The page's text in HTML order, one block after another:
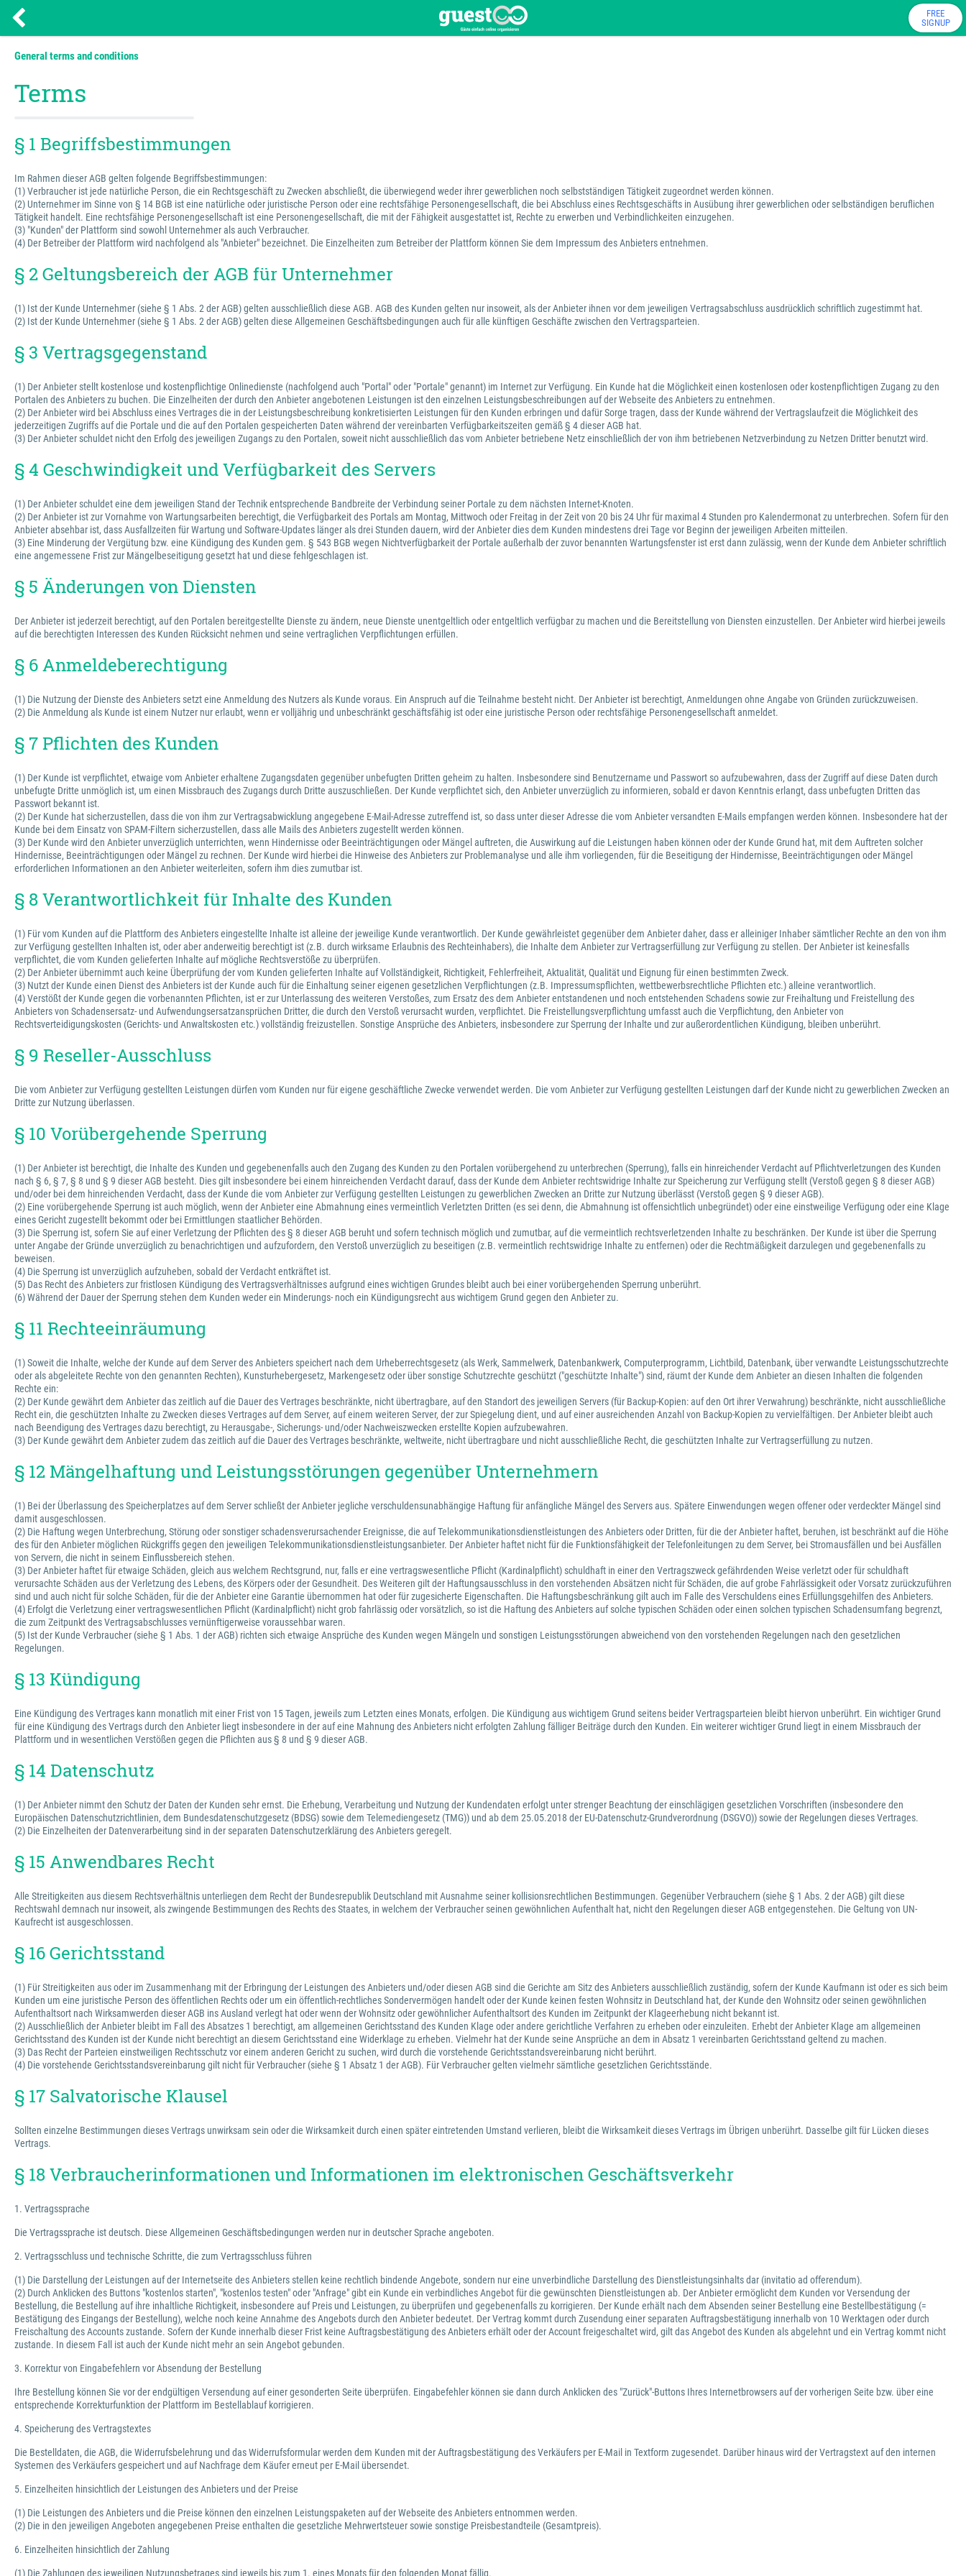
FREE
SIGNUP
General terms and conditions
Terms
§ 1 Begriffsbestimmungen
Im Rahmen dieser AGB gelten folgende Begriffsbestimmungen:
(1) Verbraucher ist jede natürliche Person, die ein Rechtsgeschäft zu Zwecken abschließt, die überwiegend weder ihrer gewerblichen noch selbstständigen Tätigkeit zugeordnet werden können.
(2) Unternehmer im Sinne von § 14 BGB ist eine natürliche oder juristische Person oder eine rechtsfähige Personengesellschaft, die bei Abschluss eines Rechtsgeschäfts in Ausübung ihrer gewerblichen oder selbständigen beruflichen
Tätigkeit handelt. Eine rechtsfähige Personengesellschaft ist eine Personengesellschaft, die mit der Fähigkeit ausgestattet ist, Rechte zu erwerben und Verbindlichkeiten einzugehen.
(3) "Kunden" der Plattform sind sowohl Unternehmer als auch Verbraucher.
(4) Der Betreiber der Plattform wird nachfolgend als "Anbieter" bezeichnet. Die Einzelheiten zum Betreiber der Plattform können Sie dem Impressum des Anbieters entnehmen.
§ 2 Geltungsbereich der AGB für Unternehmer
(1) Ist der Kunde Unternehmer (siehe § 1 Abs. 2 der AGB) gelten ausschließlich diese AGB. AGB des Kunden gelten nur insoweit, als der Anbieter ihnen vor dem jeweiligen Vertragsabschluss ausdrücklich schriftlich zugestimmt hat.
(2) Ist der Kunde Unternehmer (siehe § 1 Abs. 2 der AGB) gelten diese Allgemeinen Geschäftsbedingungen auch für alle künftigen Geschäfte zwischen den Vertragsparteien.
§ 3 Vertragsgegenstand
(1) Der Anbieter stellt kostenlose und kostenpflichtige Onlinedienste (nachfolgend auch "Portal" oder "Portale" genannt) im Internet zur Verfügung. Ein Kunde hat die Möglichkeit einen kostenlosen oder kostenpflichtigen Zugang zu den
Portalen des Anbieters zu buchen. Die Einzelheiten der durch den Anbieter angebotenen Leistungen ist den einzelnen Leistungsbeschreibungen auf der Webseite des Anbieters zu entnehmen.
(2) Der Anbieter wird bei Abschluss eines Vertrages die in der Leistungsbeschreibung konkretisierten Leistungen für den Kunden erbringen und dafür Sorge tragen, dass der Kunde während der Vertragslaufzeit die Möglichkeit des
jederzeitigen Zugriffs auf die Portale und die auf den Portalen gespeicherten Daten während der vereinbarten Verfügbarkeitszeiten gemäß § 4 dieser AGB hat.
(3) Der Anbieter schuldet nicht den Erfolg des jeweiligen Zugangs zu den Portalen, soweit nicht ausschließlich das vom Anbieter betriebene Netz einschließlich der von ihm betriebenen Netzverbindung zu Netzen Dritter benutzt wird.
§ 4 Geschwindigkeit und Verfügbarkeit des Servers
(1) Der Anbieter schuldet eine dem jeweiligen Stand der Technik entsprechende Bandbreite der Verbindung seiner Portale zu dem nächsten Internet-Knoten.
(2) Der Anbieter ist zur Vornahme von Wartungsarbeiten berechtigt, die Verfügbarkeit des Portals am Montag, Mittwoch oder Freitag in der Zeit von 20 bis 24 Uhr für maximal 4 Stunden pro Kalendermonat zu unterbrechen. Sofern für den
Anbieter absehbar ist, dass Ausfallzeiten für Wartung und Software-Updates länger als drei Stunden dauern, wird der Anbieter dies dem Kunden mindestens drei Tage vor Beginn der jeweiligen Arbeiten mitteilen.
(3) Eine Minderung der Vergütung bzw. eine Kündigung des Kunden gem. § 543 BGB wegen Nichtverfügbarkeit der Portale außerhalb der zuvor benannten Wartungsfenster ist erst dann zulässig, wenn der Kunde dem Anbieter schriftlich
eine angemessene Frist zur Mängelbeseitigung gesetzt hat und diese fehlgeschlagen ist.
§ 5 Änderungen von Diensten
Der Anbieter ist jederzeit berechtigt, auf den Portalen bereitgestellte Dienste zu ändern, neue Dienste unentgeltlich oder entgeltlich verfügbar zu machen und die Bereitstellung von Diensten einzustellen. Der Anbieter wird hierbei jeweils
auf die berechtigten Interessen des Kunden Rücksicht nehmen und seine vertraglichen Verpflichtungen erfüllen.
§ 6 Anmeldeberechtigung
(1) Die Nutzung der Dienste des Anbieters setzt eine Anmeldung des Nutzers als Kunde voraus. Ein Anspruch auf die Teilnahme besteht nicht. Der Anbieter ist berechtigt, Anmeldungen ohne Angabe von Gründen zurückzuweisen.
(2) Die Anmeldung als Kunde ist einem Nutzer nur erlaubt, wenn er volljährig und unbeschränkt geschäftsfähig ist oder eine juristische Person oder rechtsfähige Personengesellschaft anmeldet.
§ 7 Pflichten des Kunden
(1) Der Kunde ist verpflichtet, etwaige vom Anbieter erhaltene Zugangsdaten gegenüber unbefugten Dritten geheim zu halten. Insbesondere sind Benutzername und Passwort so aufzubewahren, dass der Zugriff auf diese Daten durch
unbefugte Dritte unmöglich ist, um einen Missbrauch des Zugangs durch Dritte auszuschließen. Der Kunde verpflichtet sich, den Anbieter unverzüglich zu informieren, sobald er davon Kenntnis erlangt, dass unbefugten Dritten das
Passwort bekannt ist.
(2) Der Kunde hat sicherzustellen, dass die von ihm zur Vertragsabwicklung angegebene E-Mail-Adresse zutreffend ist, so dass unter dieser Adresse die vom Anbieter versandten E-Mails empfangen werden können. Insbesondere hat der
Kunde bei dem Einsatz von SPAM-Filtern sicherzustellen, dass alle Mails des Anbieters zugestellt werden können.
(3) Der Kunde wird den Anbieter unverzüglich unterrichten, wenn Hindernisse oder Beeinträchtigungen oder Mängel auftreten, die Auswirkung auf die Leistungen haben können oder der Kunde Grund hat, mit dem Auftreten solcher
Hindernisse, Beeinträchtigungen oder Mängel zu rechnen. Der Kunde wird hierbei die Hinweise des Anbieters zur Problemanalyse und alle ihm vorliegenden, für die Beseitigung der Hindernisse, Beeinträchtigungen oder Mängel
erforderlichen Informationen an den Anbieter weiterleiten, sofern ihm dies zumutbar ist.
§ 8 Verantwortlichkeit für Inhalte des Kunden
(1) Für vom Kunden auf die Plattform des Anbieters eingestellte Inhalte ist alleine der jeweilige Kunde verantwortlich. Der Kunde gewährleistet gegenüber dem Anbieter daher, dass er alleiniger Inhaber sämtlicher Rechte an den von ihm
zur Verfügung gestellten Inhalten ist, oder aber anderweitig berechtigt ist (z.B. durch wirksame Erlaubnis des Rechteinhabers), die Inhalte dem Anbieter zur Vertragserfüllung zur Verfügung zu stellen. Der Anbieter ist keinesfalls
verpflichtet, die vom Kunden gelieferten Inhalte auf mögliche Rechtsverstöße zu überprüfen.
(2) Der Anbieter übernimmt auch keine Überprüfung der vom Kunden gelieferten Inhalte auf Vollständigkeit, Richtigkeit, Fehlerfreiheit, Aktualität, Qualität und Eignung für einen bestimmten Zweck.
(3) Nutzt der Kunde einen Dienst des Anbieters ist der Kunde auch für die Einhaltung seiner eigenen gesetzlichen Verpflichtungen (z.B. Impressumspflichten, wettbewerbsrechtliche Pflichten etc.) alleine verantwortlich.
(4) Verstößt der Kunde gegen die vorbenannten Pflichten, ist er zur Unterlassung des weiteren Verstoßes, zum Ersatz des dem Anbieter entstandenen und noch entstehenden Schadens sowie zur Freihaltung und Freistellung des
Anbieters von Schadensersatz- und Aufwendungsersatzansprüchen Dritter, die durch den Verstoß verursacht wurden, verpflichtet. Die Freistellungsverpflichtung umfasst auch die Verpflichtung, den Anbieter von
Rechtsverteidigungskosten (Gerichts- und Anwaltskosten etc.) vollständig freizustellen. Sonstige Ansprüche des Anbieters, insbesondere zur Sperrung der Inhalte und zur außerordentlichen Kündigung, bleiben unberührt.
§ 9 Reseller-Ausschluss
Die vom Anbieter zur Verfügung gestellten Leistungen dürfen vom Kunden nur für eigene geschäftliche Zwecke verwendet werden. Die vom Anbieter zur Verfügung gestellten Leistungen darf der Kunde nicht zu gewerblichen Zwecken an
Dritte zur Nutzung überlassen.
§ 10 Vorübergehende Sperrung
(1) Der Anbieter ist berechtigt, die Inhalte des Kunden und gegebenenfalls auch den Zugang des Kunden zu den Portalen vorübergehend zu unterbrechen (Sperrung), falls ein hinreichender Verdacht auf Pflichtverletzungen des Kunden
nach § 6, § 7, § 8 und § 9 dieser AGB besteht. Dies gilt insbesondere bei einem hinreichenden Verdacht darauf, dass der Kunde dem Anbieter rechtswidrige Inhalte zur Speicherung zur Verfügung stellt (Verstoß gegen § 8 dieser AGB)
und/oder bei dem hinreichenden Verdacht, dass der Kunde die vom Anbieter zur Verfügung gestellten Leistungen zu gewerblichen Zwecken an Dritte zur Nutzung überlässt (Verstoß gegen § 9 dieser AGB).
(2) Eine vorübergehende Sperrung ist auch möglich, wenn der Anbieter eine Abmahnung eines vermeintlich Verletzten Dritten (es sei denn, die Abmahnung ist offensichtlich unbegründet) oder eine einstweilige Verfügung oder eine Klage
eines Gericht zugestellt bekommt oder bei Ermittlungen staatlicher Behörden.
(3) Die Sperrung ist, sofern Sie auf einer Verletzung der Pflichten des § 8 dieser AGB beruht und sofern technisch möglich und zumutbar, auf die vermeintlich rechtsverletzenden Inhalte zu beschränken. Der Kunde ist über die Sperrung
unter Angabe der Gründe unverzüglich zu benachrichtigen und aufzufordern, den Verstoß unverzüglich zu beseitigen (z.B. vermeintlich rechtswidrige Inhalte zu entfernen) oder die Rechtmäßigkeit darzulegen und gegebenenfalls zu
beweisen.
(4) Die Sperrung ist unverzüglich aufzuheben, sobald der Verdacht entkräftet ist.
(5) Das Recht des Anbieters zur fristlosen Kündigung des Vertragsverhältnisses aufgrund eines wichtigen Grundes bleibt auch bei einer vorübergehenden Sperrung unberührt.
(6) Während der Dauer der Sperrung stehen dem Kunden weder ein Minderungs- noch ein Kündigungsrecht aus wichtigem Grund gegen den Anbieter zu.
§ 11 Rechteeinräumung
(1) Soweit die Inhalte, welche der Kunde auf dem Server des Anbieters speichert nach dem Urheberrechtsgesetz (als Werk, Sammelwerk, Datenbankwerk, Computerprogramm, Lichtbild, Datenbank, über verwandte Leistungsschutzrechte
oder als abgeleitete Rechte von den genannten Rechten), Kunsturhebergesetz, Markengesetz oder über sonstige Schutzrechte geschützt ("geschützte Inhalte") sind, räumt der Kunde dem Anbieter an diesen Inhalten die folgenden
Rechte ein:
(2) Der Kunde gewährt dem Anbieter das zeitlich auf die Dauer des Vertrages beschränkte, nicht übertragbare, auf den Standort des jeweiligen Servers (für Backup-Kopien: auf den Ort ihrer Verwahrung) beschränkte, nicht ausschließliche
Recht ein, die geschützten Inhalte zu Zwecken dieses Vertrages auf dem Server, auf einem weiteren Server, der zur Spiegelung dient, und auf einer ausreichenden Anzahl von Backup-Kopien zu vervielfältigen. Der Anbieter bleibt auch
nach Beendigung des Vertrages dazu berechtigt, zu Herausgabe-, Sicherungs- und/oder Nachweiszwecken erstellte Kopien aufzubewahren.
(3) Der Kunde gewährt dem Anbieter zudem das zeitlich auf die Dauer des Vertrages beschränkte, weltweite, nicht übertragbare und nicht ausschließliche Recht, die geschützten Inhalte zur Vertragserfüllung zu nutzen.
§ 12 Mängelhaftung und Leistungsstörungen gegenüber Unternehmern
(1) Bei der Überlassung des Speicherplatzes auf dem Server schließt der Anbieter jegliche verschuldensunabhängige Haftung für anfängliche Mängel des Servers aus. Spätere Einwendungen wegen offener oder verdeckter Mängel sind
damit ausgeschlossen.
(2) Die Haftung wegen Unterbrechung, Störung oder sonstiger schadensverursachender Ereignisse, die auf Telekommunikationsdienstleistungen des Anbieters oder Dritten, für die der Anbieter haftet, beruhen, ist beschränkt auf die Höhe
des für den Anbieter möglichen Rückgriffs gegen den jeweiligen Telekommunikationsdienstleistungsanbieter. Der Anbieter haftet nicht für die Funktionsfähigkeit der Telefonleitungen zu dem Server, bei Stromausfällen und bei Ausfällen
von Servern, die nicht in seinem Einflussbereich stehen.
(3) Der Anbieter haftet für etwaige Schäden, gleich aus welchem Rechtsgrund, nur, falls er eine vertragswesentliche Pflicht (Kardinalpflicht) schuldhaft in einer den Vertragszweck gefährdenden Weise verletzt oder für schuldhaft
verursachte Schäden aus der Verletzung des Lebens, des Körpers oder der Gesundheit. Des Weiteren gilt der Haftungsausschluss in den vorstehenden Absätzen nicht für Schäden, die auf grobe Fahrlässigkeit oder Vorsatz zurückzuführen
sind und auch nicht für solche Schäden, für die der Anbieter eine Garantie übernommen hat oder für zugesicherte Eigenschaften. Die Haftungsbeschränkung gilt auch im Falle des Verschuldens eines Erfüllungsgehilfen des Anbieters.
(4) Erfolgt die Verletzung einer vertragswesentlichen Pflicht (Kardinalpflicht) nicht grob fahrlässig oder vorsätzlich, so ist die Haftung des Anbieters auf solche typischen Schäden oder einen solchen typischen Schadensumfang begrenzt,
die zum Zeitpunkt des Vertragsabschlusses vernünftigerweise voraussehbar waren.
(5) Ist der Kunde Verbraucher (siehe § 1 Abs. 1 der AGB) richten sich etwaige Ansprüche des Kunden wegen Mängeln und sonstigen Leistungsstörungen abweichend von den vorstehenden Regelungen nach den gesetzlichen
Regelungen.
§ 13 Kündigung
Eine Kündigung des Vertrages kann monatlich mit einer Frist von 15 Tagen, jeweils zum Letzten eines Monats, erfolgen. Die Kündigung aus wichtigem Grund seitens beider Vertragsparteien bleibt hiervon unberührt. Ein wichtiger Grund
für eine Kündigung des Vertrags durch den Anbieter liegt insbesondere in der auf eine Mahnung des Anbieters nicht erfolgten Zahlung fälliger Beiträge durch den Kunden. Ein weiterer wichtiger Grund liegt in einem Missbrauch der
Plattform und in wesentlichen Verstößen gegen die Pflichten aus § 8 und § 9 dieser AGB.
§ 14 Datenschutz
(1) Der Anbieter nimmt den Schutz der Daten der Kunden sehr ernst. Die Erhebung, Verarbeitung und Nutzung der Kundendaten erfolgt unter strenger Beachtung der einschlägigen gesetzlichen Vorschriften (insbesondere den
Europäischen Datenschutzrichtlinien, dem Bundesdatenschutzgesetz (BDSG) sowie dem Telemediengesetz (TMG)) und ab dem 25.05.2018 der EU-Datenschutz-Grundverordnung (DSGVO)) sowie der Regelungen dieses Vertrages.
(2) Die Einzelheiten der Datenverarbeitung sind in der separaten Datenschutzerklärung des Anbieters geregelt.
§ 15 Anwendbares Recht
Alle Streitigkeiten aus diesem Rechtsverhältnis unterliegen dem Recht der Bundesrepublik Deutschland mit Ausnahme seiner kollisionsrechtlichen Bestimmungen. Gegenüber Verbrauchern (siehe § 1 Abs. 2 der AGB) gilt diese
Rechtswahl demnach nur insoweit, als zwingende Bestimmungen des Rechts des Staates, in welchem der Verbraucher seinen gewöhnlichen Aufenthalt hat, nicht den Regelungen dieser AGB entgegenstehen. Die Geltung von UN-
Kaufrecht ist ausgeschlossen.
§ 16 Gerichtsstand
(1) Für Streitigkeiten aus oder im Zusammenhang mit der Erbringung der Leistungen des Anbieters und/oder diesen AGB sind die Gerichte am Sitz des Anbieters ausschließlich zuständig, sofern der Kunde Kaufmann ist oder es sich beim
Kunden um eine juristische Person des öffentlichen Rechts oder um ein öffentlich-rechtliches Sondervermögen handelt oder der Kunde keinen festen Wohnsitz in Deutschland hat, der Kunde den Wohnsitz oder seinen gewöhnlichen
Aufenthaltsort nach Wirksamwerden dieser AGB ins Ausland verlegt hat oder wenn der Wohnsitz oder gewöhnlicher Aufenthaltsort des Kunden im Zeitpunkt der Klageerhebung nicht bekannt ist.
(2) Ausschließlich der Anbieter bleibt im Fall des Absatzes 1 berechtigt, am allgemeinen Gerichtsstand des Kunden Klage oder andere gerichtliche Verfahren zu erheben oder einzuleiten. Erhebt der Anbieter Klage am allgemeinen
Gerichtsstand des Kunden ist der Kunde nicht berechtigt an diesem Gerichtsstand eine Widerklage zu erheben. Vielmehr hat der Kunde seine Ansprüche an dem in Absatz 1 vereinbarten Gerichtsstand geltend zu machen.
(3) Das Recht der Parteien einstweiligen Rechtsschutz vor einem anderen Gericht zu suchen, wird durch die vorstehende Gerichtsstandsvereinbarung nicht berührt.
(4) Die vorstehende Gerichtsstandsvereinbarung gilt nicht für Verbraucher (siehe § 1 Absatz 1 der AGB). Für Verbraucher gelten vielmehr sämtliche gesetzlichen Gerichtsstände.
§ 17 Salvatorische Klausel
Sollten einzelne Bestimmungen dieses Vertrags unwirksam sein oder die Wirksamkeit durch einen später eintretenden Umstand verlieren, bleibt die Wirksamkeit dieses Vertrags im Übrigen unberührt. Dasselbe gilt für Lücken dieses
Vertrags.
§ 18 Verbraucherinformationen und Informationen im elektronischen Geschäftsverkehr
1. Vertragssprache
Die Vertragssprache ist deutsch. Diese Allgemeinen Geschäftsbedingungen werden nur in deutscher Sprache angeboten.
2. Vertragsschluss und technische Schritte, die zum Vertragsschluss führen
(1) Die Darstellung der Leistungen auf der Internetseite des Anbieters stellen keine rechtlich bindende Angebote, sondern nur eine unverbindliche Darstellung des Dienstleistungsinhalts dar (invitatio ad offerendum).
(2) Durch Anklicken des Buttons "kostenlos starten", "kostenlos testen" oder "Anfrage" gibt ein Kunde ein verbindliches Angebot für die gewünschten Dienstleistungen ab. Der Anbieter ermöglicht dem Kunden vor Versendung der
Bestellung, die Bestellung auf ihre inhaltliche Richtigkeit, insbesondere auf Preis und Leistungen, zu überprüfen und gegebenenfalls zu korrigieren. Der Kunde erhält nach dem Absenden seiner Bestellung eine Bestellbestätigung (=
Bestätigung des Eingangs der Bestellung), welche noch keine Annahme des Angebots durch den Anbieter bedeutet. Der Vertrag kommt durch Zusendung einer separaten Auftragsbestätigung innerhalb von 10 Werktagen oder durch
Freischaltung des Accounts zustande. Sofern der Kunde innerhalb dieser Frist keine Auftragsbestätigung des Anbieters erhält oder der Account freigeschaltet wird, gilt das Angebot des Kunden als abgelehnt und ein Vertrag kommt nicht
zustande. In diesem Fall ist auch der Kunde nicht mehr an sein Angebot gebunden.
3. Korrektur von Eingabefehlern vor Absendung der Bestellung
Ihre Bestellung können Sie vor der endgültigen Versendung auf einer gesonderten Seite überprüfen. Eingabefehler können sie dann durch Anklicken des "Zurück"-Buttons Ihres Internetbrowsers auf der vorherigen Seite bzw. über eine
entsprechende Korrekturfunktion der Plattform im Bestellablauf korrigieren.
4. Speicherung des Vertragstextes
Die Bestelldaten, die AGB, die Widerrufsbelehrung und das Widerrufsformular werden dem Kunden mit der Auftragsbestätigung des Verkäufers per E-Mail in Textform zugesendet. Darüber hinaus wird der Vertragstext auf den internen
Systemen des Verkäufers gespeichert und auf Nachfrage dem Käufer erneut per E-Mail übersendet.
5. Einzelheiten hinsichtlich der Leistungen des Anbieters und der Preise
(1) Die Leistungen des Anbieters und die Preise können den einzelnen Leistungspaketen auf der Webseite des Anbieters entnommen werden.
(2) Die in den jeweiligen Angeboten angegebenen Preise enthalten die gesetzliche Mehrwertsteuer sowie sonstige Preisbestandteile (Gesamtpreis).
6. Einzelheiten hinsichtlich der Zahlung
(1) Die Zahlungen des jeweiligen Nutzungsbetrages sind jeweils bis zum 1. eines Monats für den folgenden Monat fällig.